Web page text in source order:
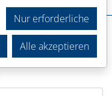
Nur erforderliche
Alle akzeptieren